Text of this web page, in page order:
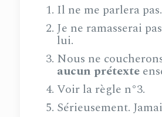
Il ne me parlera pas.
Je ne ramasserai
lui.
Nous ne
aucun prétexte
Voir la règle n°3.
Sérieusement.